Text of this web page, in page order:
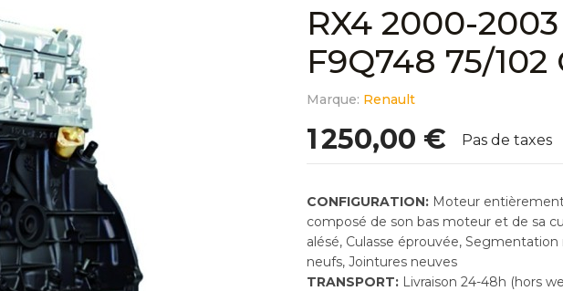
RX4 2000-
F9Q748 75/102
Marque: Renault
1 250,00 € Pas de taxes
CONFIGURATION:Moteur
composé de son bas moteur et de sa
alésé, Culasse éprouvée,
neufs, Jointures neuves
TRANSPORT: Livraison 24-48h (hors